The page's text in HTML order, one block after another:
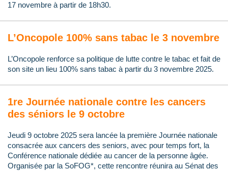
17 novembre à partir de 18h30.
L’Oncopole 100% sans tabac le 3 novembre
L’Oncopole renforce sa politique de lutte contre le tabac et fait de
son site un lieu 100% sans tabac à partir du 3 novembre 2025.
1re Journée nationale contre les cancers
des séniors le 9 octobre
Jeudi 9 octobre 2025 sera lancée la première Journée nationale
consacrée aux cancers des seniors, avec pour temps fort, la
Conférence nationale dédiée au cancer de la personne âgée.
Organisée par la SoFOG*, cette rencontre réunira au Sénat des